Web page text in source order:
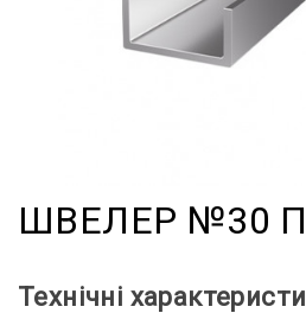
ШВЕЛЕР №30
Технічні